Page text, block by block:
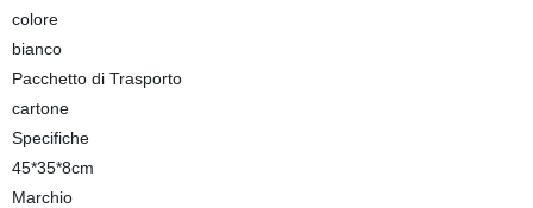
colore
bianco
Pacchetto di Trasporto
cartone
Specifiche
45*35*8cm
Marchio